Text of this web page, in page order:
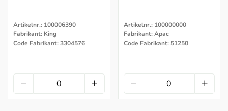
Artikelnr.: 100006390
Fabrikant: King
Code Fabrikant: 3304576
Artikelnr.: 100000000
Fabrikant: Apac
Code Fabrikant: 51250